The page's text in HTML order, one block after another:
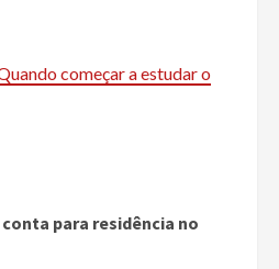
começar a estudar o
para residência no